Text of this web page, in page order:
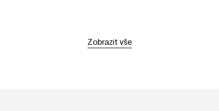
Zobrazit vše